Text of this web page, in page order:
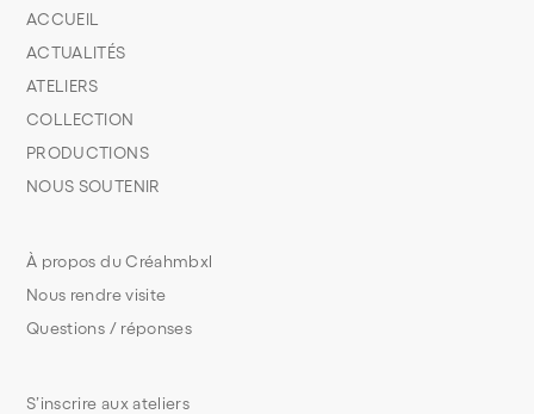
S’inscrire aux ateliers
À propos du Créahmbxl
Nous rendre visite
Questions / réponses
ACCUEIL
ACTUALITÉS
ATELIERS
COLLECTION
PRODUCTIONS
NOUS SOUTENIR